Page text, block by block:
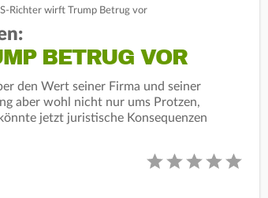
Richter wirft Trump Betrug vor
BETRUG VOR
den Wert seiner Firma und seiner
aber wohl nicht nur ums Protzen,
jetzt juristische Konsequenzen